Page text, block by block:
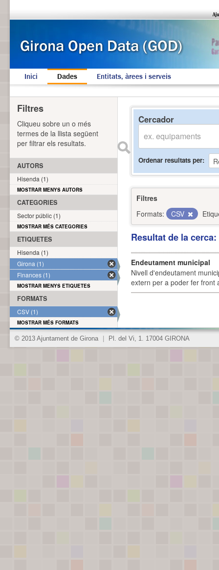
Inici Dades Entitats, àrees i serveis
Cercador
Ordenar resultats per
Filtres
Formats:
CSV
Resultat de la
Endeutament municipal
Nivell d'endeutament
extern per a poder fer front
Filtres
Cliqueu sobre un o més
termes de la llista següent
per filtrar els resultats.
AUTORS
Hisenda (1)
MOSTRAR MENYS AUTORS
CATEGORIES
Sector públic (1)
MOSTRAR MÉS CATEGORIES
ETIQUETES
Hisenda (1)
Girona (1)
Finances (1)
MOSTRAR MENYS ETIQUETES
FORMATS
CSV (1)
MOSTRAR MÉS FORMATS
© 2013 Ajuntament de Girona Pl. del Vi, 1. 17004 GIRONA